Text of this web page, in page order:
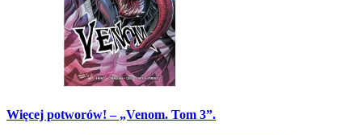
Więcej potworów! – „Venom. Tom 3”.